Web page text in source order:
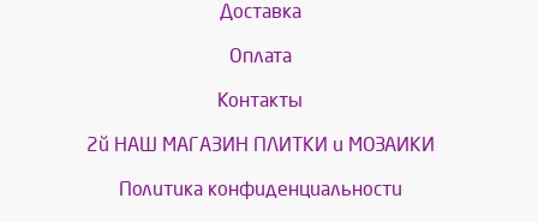
Доставка
Оплата
Контакты
2й НАШ МАГАЗИН ПЛИТКИ и МОЗАИКИ
Политика конфиденциальности